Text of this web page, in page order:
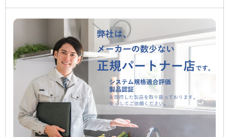
特定商取引に関する表示
簡単設置判定シミュレーション
ディスポラボ
ニュース
お住まいのマンションの事例をチェック